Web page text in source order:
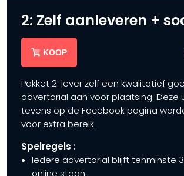
2: Zelf aanleveren +
KOOP
Pakket 2: lever zelf een kwalitatief
advertorial aan voor plaatsing. Deze
tevens op de Facebook pagina
voor extra bereik.
Spelregels :
Iedere advertorial blijft tenminste
online staan.